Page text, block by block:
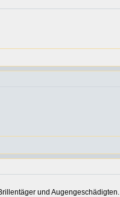
und Augengeschädigten.